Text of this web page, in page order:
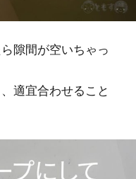
隙間が空いちゃっ
適宜合わせること